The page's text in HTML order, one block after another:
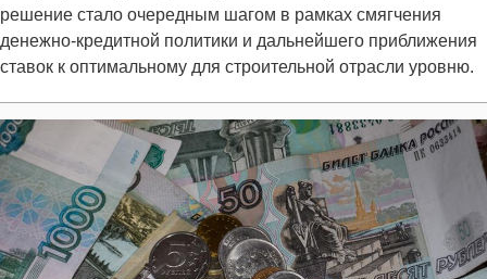
решение стало очередным шагом в рамках смягчения
денежно-кредитной политики и дальнейшего приближения
ставок к оптимальному для строительной отрасли уровню.